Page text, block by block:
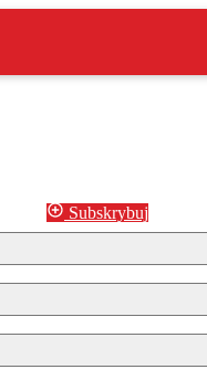
Subskrybuj